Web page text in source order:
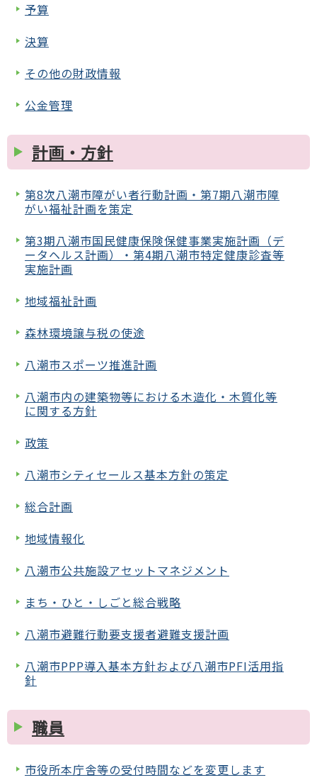
予算
決算
その他の財政情報
公金管理
計画・方針
第8次八潮市障がい者行動計画・第7期八潮市障
がい福祉計画を策定
第3期八潮市国民健康保険保健事業実施計画（デ
ータヘルス計画）・第4期八潮市特定健康診査等
実施計画
地域福祉計画
森林環境譲与税の使途
八潮市スポーツ推進計画
八潮市内の建築物等における木造化・木質化等
に関する方針
政策
八潮市シティセールス基本方針の策定
総合計画
地域情報化
八潮市公共施設アセットマネジメント
まち・ひと・しごと総合戦略
八潮市避難行動要支援者避難支援計画
八潮市PPP導入基本方針および八潮市PFI活用指
針
職員
市役所本庁舎等の受付時間などを変更します